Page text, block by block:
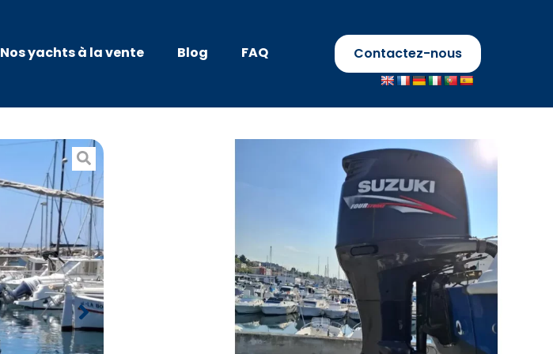
Nos yachts à la vente Blog FAQ Contactez-nous
Ultramar Weekend
Localisation : Bouche-du-Rhône